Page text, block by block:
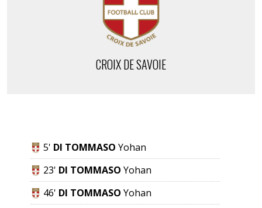
CROIX DE SAVOIE
5' DI TOMMASO Yohan
23' DI TOMMASO Yohan
46' DI TOMMASO Yohan